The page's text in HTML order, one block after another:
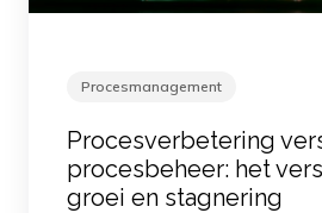
Procesmanagement
Procesverbetering
procesbeheer: het
groei en stagnering